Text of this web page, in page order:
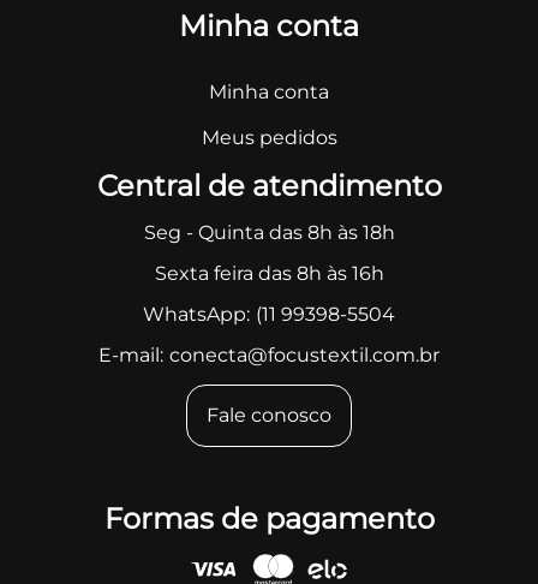
Minha conta
Minha conta
Meus pedidos
Central de atendimento
Seg - Quinta das 8h às 18h
Sexta feira das 8h às 16h
WhatsApp: (11 99398-5504
E-mail: conecta@focustextil.com.br
Fale conosco
Formas de pagamento